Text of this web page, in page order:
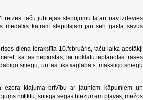
reizes, taču jubilejas slēpojumu tā arī nav izdevies
medaļas katram slēpotājam jau sen gaida savus
diena ierakstīta 10.februāris, taču laika apstākļi
ka tas nepārstās, lai noklātu ieplānotās trases
sniegu, un tas tiks saglabāts, mākslīgo sniegu
ezera klajuma brīvību ar jauniem kāpumiem un
notiktu, sniega segas biezumam pļavās, mežos